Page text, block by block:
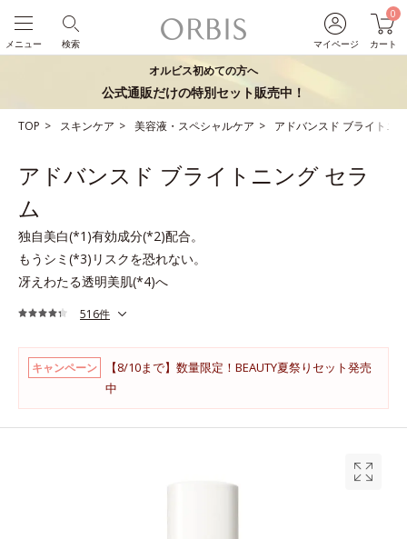
マイページ
0
カート
検索
メニュー
オルビス初めての方へ
公式通販だけの特別セット販売中！
TOP スキンケア 美容液・スペシャルケア アドバンスド ブライトニ
アドバンスド ブライトニング セラ
ム
独自美白(*1)有効成分(*2)配合。
もうシミ(*3)リスクを恐れない。
冴えわたる透明美肌(*4)へ
516件
キャンペーン
【8/10まで】数量限定！BEAUTY夏祭りセット発売
中